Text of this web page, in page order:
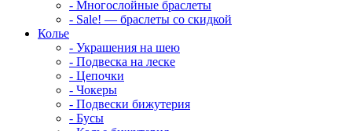
- Многослойные браслеты
- Sale! — браслеты со скидкой
Колье
- Украшения на шею
- Подвеска на леске
- Цепочки
- Чокеры
- Подвески бижутерия
- Бусы